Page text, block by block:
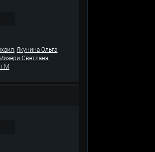
,Якунина Ольга,
Светлана,
М